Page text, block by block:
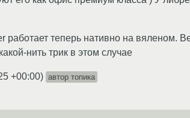
работает теперь нативно на
нить трик в этом случае
+00:00) автор топика